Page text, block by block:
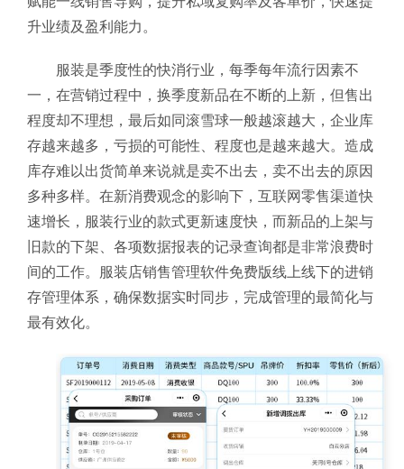
升业绩及盈利能力。
服装是季度性的快消行业，每季每年流行因素不
一，在营销过程中，换季度新品在不断的上新，但售出
程度却不理想，最后如同滚雪球一般越滚越大，企业库
存越来越多，亏损的可能性、程度也是越来越大。造成
库存难以出货简单来说就是卖不出去，卖不出去的原因
多种多样。在新消费观念的影响下，互联网零售渠道快
速增长，服装行业的款式更新速度快，而新品的上架与
旧款的下架、各项数据报表的记录查询都是非常浪费时
间的工作。服装店销售管理软件免费版线上线下的进销
存管理体系，确保数据实时同步，完成管理的最简化与
最有效化。